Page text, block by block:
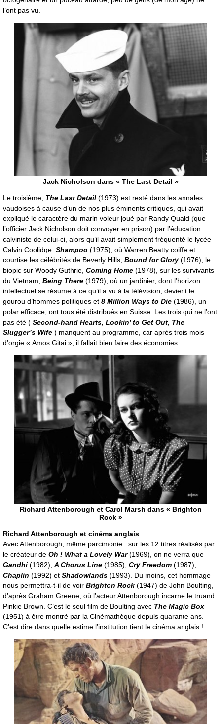
l’ont pas vu.
Jack Nicholson dans « The Last Detail »
Le troisième, The Last Detail (1973) est resté dans les annales
vaudoises à cause d’un de nos plus éminents critiques, qui avait
expliqué le caractère du marin voleur joué par Randy Quaid (que
l’officier Jack Nicholson doit convoyer en prison) par l’éducation
calviniste de celui-ci, alors qu’il avait simplement fréquenté le lycée
Calvin Coolidge. Shampoo (1975), où Warren Beatty coiffe et
courtise les célébrités de Beverly Hills, Bound for Glory (1976), le
biopic sur Woody Guthrie, Coming Home (1978), sur les survivants
du Vietnam, Being There (1979), où un jardinier, dont l’horizon
intellectuel se résume à ce qu’il a vu à la télévision, devient le
gourou d’hommes politiques et 8 Million Ways to Die (1986), un
polar efficace, ont tous été distribués en Suisse. Les trois qui ne l’ont
pas été ( Second-hand Hearts, Lookin’ to Get Out, The
Slugger’s Wife ) manquent au programme, car après trois mois
d’orgie « Amos Gitai », il fallait bien faire des économies.
Richard Attenborough et Carol Marsh dans « Brighton
Rock »
Richard Attenborough et cinéma anglais
Avec Attenborough, même parcimonie : sur les 12 titres réalisés par
le créateur de Oh ! What a Lovely War (1969), on ne verra que
Gandhi (1982), A Chorus Line (1985), Cry Freedom (1987),
Chaplin (1992) et Shadowlands (1993). Du moins, cet hommage
nous permettra-t-il de voir Brighton Rock (1947) de John Boulting,
d’après Graham Greene, où l’acteur Attenborough incarne le truand
Pinkie Brown. C’est le seul film de Boulting avec The Magic Box
(1951) à être montré par la Cinémathèque depuis quarante ans.
C’est dire dans quelle estime l’institution tient le cinéma anglais !